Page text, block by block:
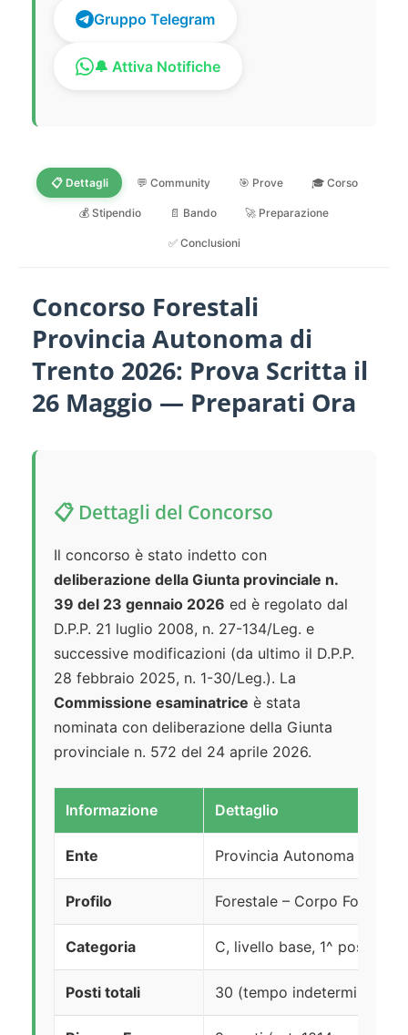
Gruppo Telegram
🔔 Attiva Notifiche
📋 Dettagli 💬 Community 🎯 Prove 🎓 Corso
💰 Stipendio 📄 Bando 🚀 Preparazione
✅ Conclusioni
Concorso Forestali
Provincia Autonoma di
Trento 2026: Prova Scritta il
26 Maggio — Preparati Ora
📋 Dettagli del Concorso
Il concorso è stato indetto con
deliberazione della Giunta provinciale n.
39 del 23 gennaio 2026 ed è regolato dal
D.P.P. 21 luglio 2008, n. 27-134/Leg. e
successive modificazioni (da ultimo il D.P.P.
28 febbraio 2025, n. 1-30/Leg.). La
Commissione esaminatrice è stata
nominata con deliberazione della Giunta
provinciale n. 572 del 24 aprile 2026.
Informazione Dettaglio
Ente Provincia Autonoma di
Profilo Forestale – Corpo
Categoria C, livello base, 1^
Posti totali 30 (tempo indeterminato)